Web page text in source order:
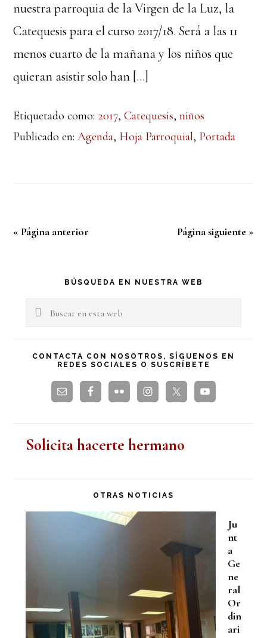
nuestra parroquia de la Virgen de la Luz, la
Catequesis para el curso 2017/18. Será a las 11
menos cuarto de la mañana y los niños que
quieran asistir solo han […]
Etiquetado como: 2017,Catequesis,niños
Publicado en:Agenda, Hoja Parroquial, Portada
« Página anterior Página siguiente »
Barra
lateral
BÚSQUEDA EN NUESTRA WEB
Buscar
esta
CONTACTA CON NOSOTROS, SÍGUENOS EN
REDES SOCIALES O SUSCRÍBETE
Solicita hacerte hermano
OTRAS NOTICIAS
Ju
nt
a
Ge
ne
ral
Or
din
ari